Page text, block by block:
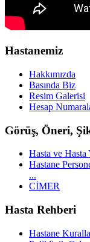
Hastanemiz
Hakkımızda
Basında Biz
Resim Galerisi
Hesap
Görüş, Öneri,
Hasta ve
Hastane
...
CİMER
Hasta Rehberi
Hastane